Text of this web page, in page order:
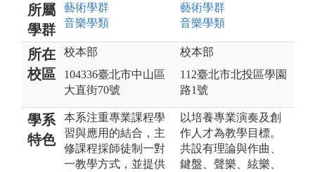
所屬
學群
藝術學群
音樂學類
藝術學群
音樂學類
所在
校區
校本部
104336臺北市中山區
大直街70號
校本部
112臺北市北投區學園
路1號
學系
特色
本系注重專業課程學
習與應用的結合，主
修課程採師徒制一對
一教學方式，並提供
以培養專業演奏及創
作人才為教學目標。
共設有理論與作曲、
鍵盤、聲樂、絃樂、